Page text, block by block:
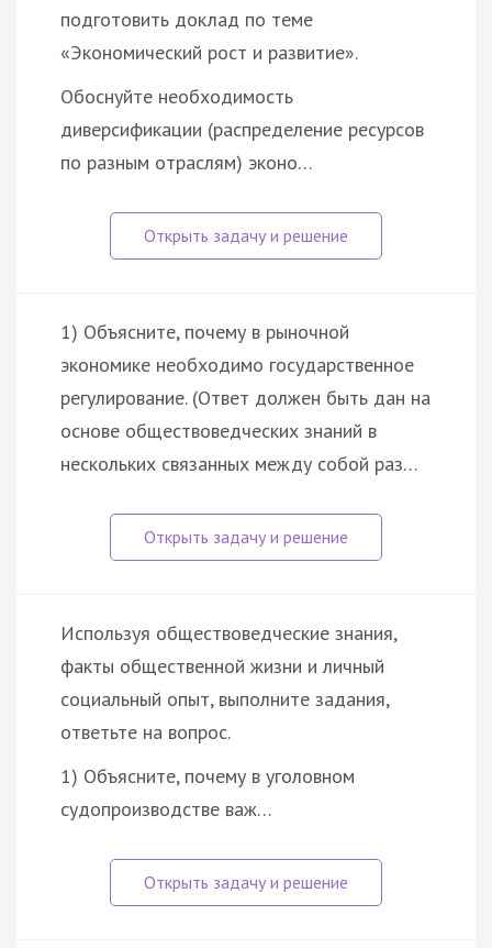
подготовить доклад по теме
«Экономический рост и развитие».
Обоснуйте необходимость
диверсификации (распределение ресурсов
по разным отраслям) эконо…
1) Объясните, почему в рыночной
экономике необходимо государственное
регулирование. (Ответ должен быть дан на
основе обществоведческих знаний в
нескольких связанных между собой раз…
Используя обществоведческие знания,
факты общественной жизни и личный
социальный опыт, выполните задания,
ответьте на вопрос.
1) Объясните, почему в уголовном
судопроизводстве важ…